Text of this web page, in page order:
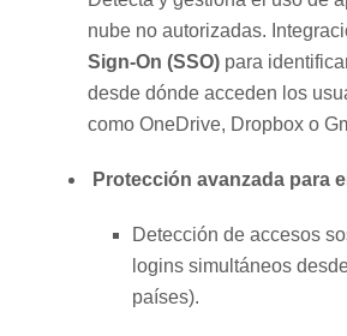
nube no autorizadas.
Sign-On (SSO)para
desde dónde acceden los
como OneDrive, Dropbox o
Protección avanzada para
Detección de accesos
logins simultáneos
países).